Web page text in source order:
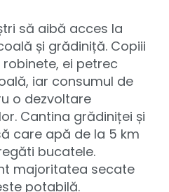
să aibă acces la
și grădiniță. Copiii
ei petrec
iar consumul de
o dezvoltare
Cantina grădiniței și
care apă de la 5 km
bucatele.
majoritatea secate
potabilă.